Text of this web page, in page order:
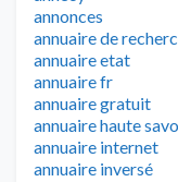
annonces
annuaire de
annuaire etat
annuaire fr
annuaire gratuit
annuaire haute
annuaire internet
annuaire inversé